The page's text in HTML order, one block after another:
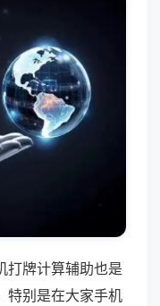
打牌计算辅助也是
特别是在大家手机